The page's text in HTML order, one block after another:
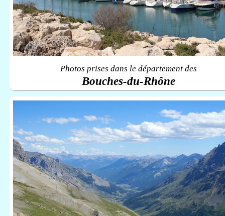
Photos prises dans le département des
Bouches-du-Rhône